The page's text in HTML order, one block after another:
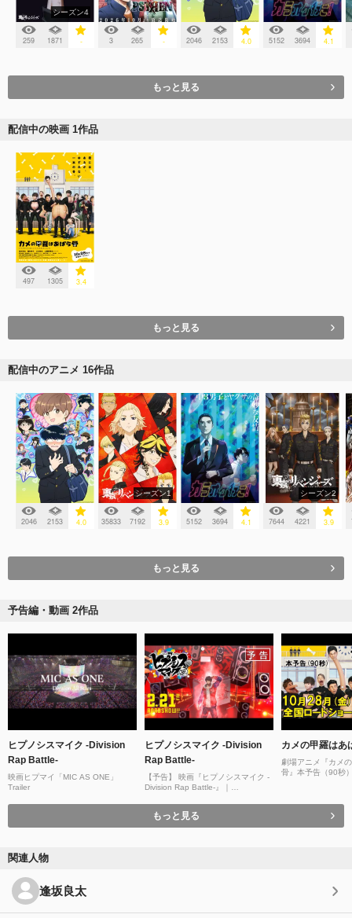
シーズン4
259 1871 - 3 265 - 2046 2153 4.0 5152 3694 4.1
もっと見る
配信中の映画 1作品
497 1305 3.4
もっと見る
配信中のアニメ 16作品
2046 2153 4.0
シーズン1
35833 7192 3.9 5152 3694 4.1
シーズン2
7644 4221 3.9
もっと見る
予告編・動画 2作品
ヒプノシスマイク -Division
Rap Battle-
映画ヒプマイ「MIC AS ONE」
Trailer
ヒプノシスマイク -Division
Rap Battle-
【予告】 映画『ヒプノシスマイク -
Division Rap Battle-』｜
カメの甲羅はあ
劇場アニメ『カメ
骨』本予告（90秒
もっと見る
関連人物
逢坂良太